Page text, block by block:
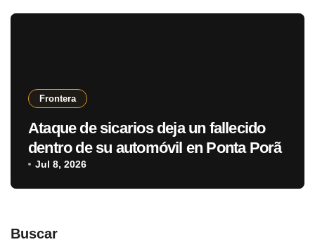
Frontera
Ataque de sicarios deja un fallecido
dentro de su automóvil en Ponta Porã
Jul 8, 2026
Buscar